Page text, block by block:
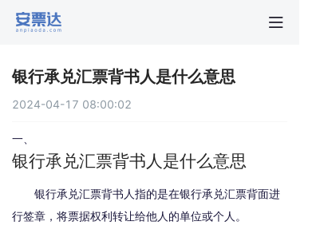
银行承兑汇票背书人是什么意思
2024-04-17 08:00:02
一、
银行承兑汇票背书人是什么意思
银行承兑汇票背书人指的是在银行承兑汇票背面进
行签章，将票据权利转让给他人的单位或个人。